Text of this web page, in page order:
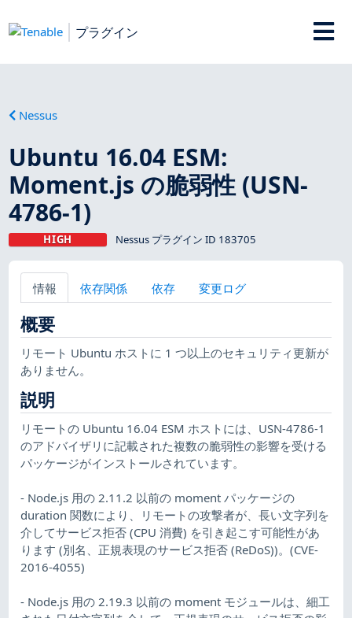
プラグイン
Nessus
Ubuntu 16.04 ESM:
Moment.js の脆弱性 (USN-
4786-1)
HIGH Nessus プラグイン ID 183705
情報 依存関係 依存 変更ログ
概要
リモート Ubuntu ホストに 1 つ以上のセキュリティ更新が
ありません。
説明
リモートの Ubuntu 16.04 ESM ホストには、USN-4786-1
のアドバイザリに記載された複数の脆弱性の影響を受ける
パッケージがインストールされています。
- Node.js 用の 2.11.2 以前の moment パッケージの
duration 関数により、リモートの攻撃者が、長い文字列を
介してサービス拒否 (CPU 消費) を引き起こす可能性があ
ります (別名、正規表現のサービス拒否 (ReDoS))。(CVE-
2016-4055)
- Node.js 用の 2.19.3 以前の moment モジュールは、細工